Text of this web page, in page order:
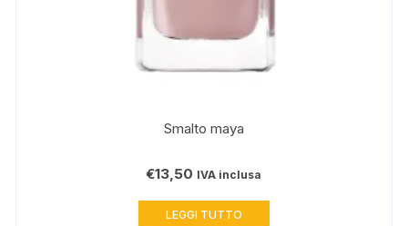
Smalto maya
€13,50 IVA inclusa
LEGGI TUTTO